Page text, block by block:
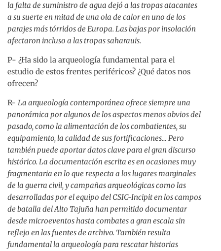
la falta de suministro de agua dejó a las tropas atacantes
a su suerte en mitad de una ola de calor en uno de los
parajes más tórridos de Europa. Las bajas por insolación
afectaron incluso a las tropas saharauis.
P- ¿Ha sido la arqueología fundamental para el
estudio de estos frentes periféricos? ¿Qué datos nos
ofrecen?
R- La arqueología contemporánea ofrece siempre una
panorámica por algunos de los aspectos menos obvios del
pasado, como la alimentación de los combatientes, su
equipamiento, la calidad de sus fortificaciones… Pero
también puede aportar datos clave para el gran discurso
histórico. La documentación escrita es en ocasiones muy
fragmentaria en lo que respecta a los lugares marginales
de la guerra civil, y campañas arqueológicas como las
desarrolladas por el equipo del CSIC-Incipit en los campos
de batalla del Alto Tajuña han permitido documentar
desde microeventos hasta combates a gran escala sin
reflejo en las fuentes de archivo. También resulta
fundamental la arqueología para rescatar historias